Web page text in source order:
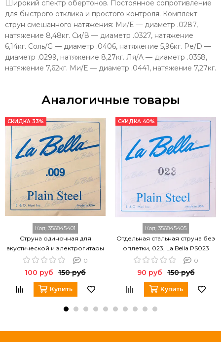
Широкий спектр обертонов. Постоянное сопротивление
для быстрого отклика и простого контроля. Комплект
струн смешанного натяжения: Ми/Е — диаметр .0287,
натяжение 8,48кг. Си/В — диаметр .0327, натяжение
6,14кг. Соль/G — диаметр .0406, натяжение 5,96кг. Ре/D —
диаметр .0299, натяжение 8,27кг. Ля/A — диаметр .0358,
натяжение 7,62кг. Ми/Е — диаметр .0441, натяжение 7,27кг.
Аналогичные товары
СКИДКА 33%
Код: 356845401
Струна одиночная для
акустической и электрогитары
LA BELLA PS009 0
100 руб 150 руб
Купить
СКИДКА 40%
Код: 356845405
Отдельная стальная струна без
оплетки, 023, La Bella PS023
0
90 руб 150 руб
Купить